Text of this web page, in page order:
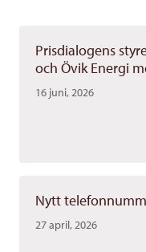
Prisdialogens
och Övik Energi
16 juni, 2026
Nytt
27 april, 2026